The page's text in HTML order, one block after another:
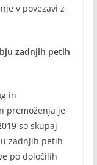
v povezavi z
zadnjih petih
in
premoženja je
so skupaj
zadnjih petih
po določilih